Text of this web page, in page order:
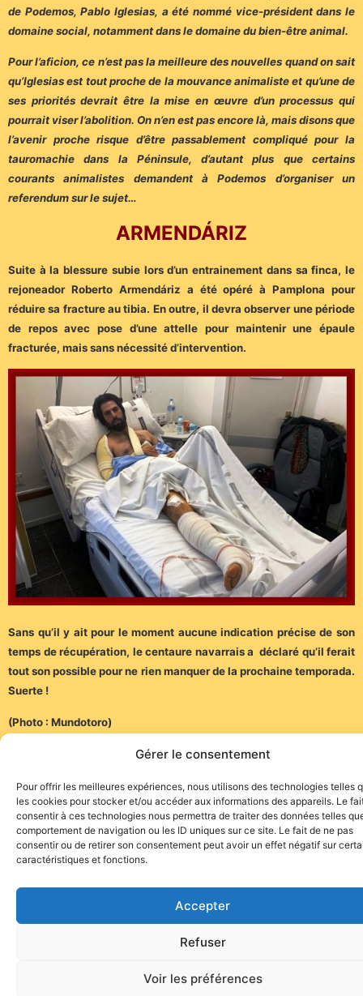
Gérer le consentement
Pour offrir les meilleures expériences, nous utilisons des technologies telles
les cookies pour stocker et/ou accéder aux informations des appareils. Le
consentir à ces technologies nous permettra de traiter des données telles
comportement de navigation ou les ID uniques sur ce site. Le fait de ne pas
consentir ou de retirer son consentement peut avoir un effet négatif sur
caractéristiques et fonctions.
Accepter
Refuser
Voir les préférences
de Podemos, Pablo Iglesias, a été nommé vice-président dans le
domaine social, notamment dans le domaine du bien-être animal.
Pour l’aficion, ce n’est pas la meilleure des nouvelles quand on sait
qu’Iglesias est tout proche de la mouvance animaliste et qu’une de
ses priorités devrait être la mise en œuvre d’un processus qui
pourrait viser l’abolition. On n’en est pas encore là, mais disons que
l’avenir proche risque d’être passablement compliqué pour la
tauromachie dans la Péninsule, d’autant plus que certains
courants animalistes demandent à Podemos d’organiser un
referendum sur le sujet…
ARMENDÁRIZ
Suite à la blessure subie lors d’un entrainement dans sa finca, le
rejoneador Roberto Armendáriz a été opéré à Pamplona pour
réduire sa fracture au tibia. En outre, il devra observer une période
de repos avec pose d’une attelle pour maintenir une épaule
fracturée, mais sans nécessité d’intervention.
Sans qu’il y ait pour le moment aucune indication précise de son
temps de récupération, le centaure navarrais a déclaré qu’il ferait
tout son possible pour ne rien manquer de la prochaine temporada.
Suerte !
(Photo : Mundotoro)
Site de l'association TOROFIESTA